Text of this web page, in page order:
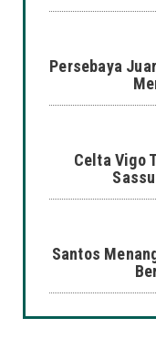
Persebaya
Celta Vigo
Santos